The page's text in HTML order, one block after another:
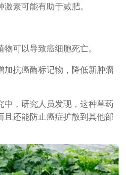
素可能有助于减肥。
可以导致癌细胞死亡。
加抗癌酶标记物，降低新肿瘤
中，研究人员发现，这种草药
且还能防止癌症扩散到其他部